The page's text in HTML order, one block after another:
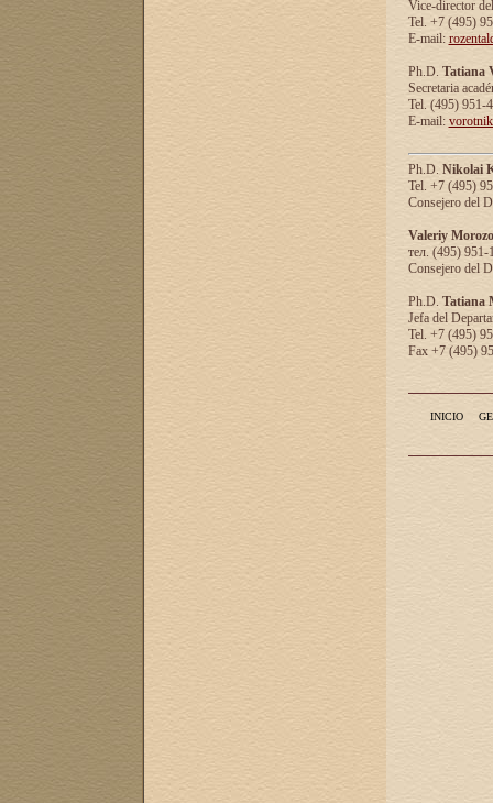
Vice-director
Tel. +7 (495)
E-mail:
Ph.D. Tatiana
Secretaria
Tel. (495) 951-
E-mail:
Ph.D. Nikolai
Tel. +7 (495)
Consejero del
Valeriy
тел. (495) 951-
Consejero del
Ph.D. Tatiana
Jefa del
Tel. +7 (495)
Fax +7 (495)
INICIO